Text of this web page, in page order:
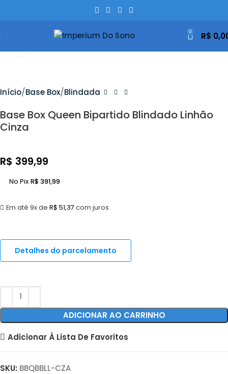
0 R$
Início Base Box Blindada
Base Box Queen Bipartido Blindado Linhão
Cinza
R$ 399,99
Em até 9x de R$ 51,37 com juros
No Pix R$391,99
Detalhes do parcelamento
ADICIONAR AO CARRINHO
Adicionar À Lista De Favoritos
SKU: BBQBBLL-CZA